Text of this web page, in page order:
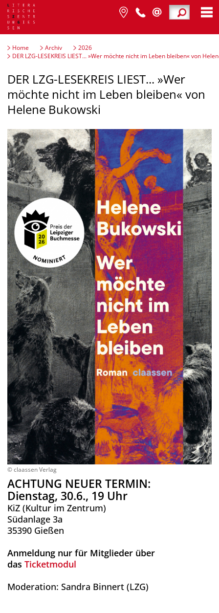
Home Archiv
2026
DER LZG-LESEKREIS LIEST... »Wer möchte nicht im Leben bleiben« von
DER LZG-LESEKREIS LIEST... »Wer
möchte nicht im Leben bleiben« von
Helene Bukowski
© claassen Verlag
ACHTUNG NEUER TERMIN:
Dienstag, 30.6., 19 Uhr
KiZ (Kultur im Zentrum)
Südanlage 3a
35390 Gießen
Anmeldung nur für Mitglieder über
das Ticketmodul
Moderation: Sandra Binnert (LZG)